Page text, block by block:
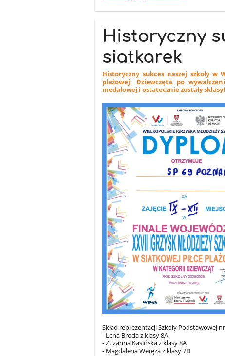
Historyczny
siatkarek
Historyczny sukces naszej szkoły w
plażowej. Dziewczęta po
medalowej i ostatecznie zostały
Skład reprezentacji Szkoły Podstawowej
- Lena Broda z klasy 8A
- Zuzanna Kasińska z klasy 8A
- Magdalena Weręża z klasy 7D